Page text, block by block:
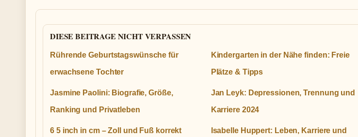
DIESE BEITRAGE NICHT VERPASSEN
Rührende Geburtstagswünsche für
erwachsene Tochter
Kindergarten in der Nähe finden: Freie
Plätze & Tipps
Jasmine Paolini: Biografie, Größe,
Ranking und Privatleben
Jan Leyk: Depressionen, Trennung und
Karriere 2024
6 5 inch in cm – Zoll und Fuß korrekt Isabelle Huppert: Leben, Karriere und